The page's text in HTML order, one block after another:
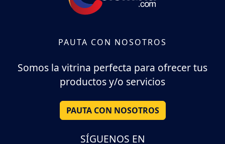
PAUTA CON NOSOTROS
Somos la vitrina perfecta para ofrecer tus
productos y/o servicios
PAUTA CON NOSOTROS
SÍGUENOS EN